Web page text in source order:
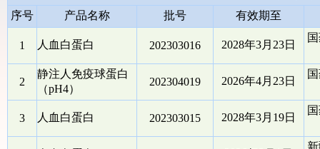
序号
产品名称 批号 有效期至
1 人血白蛋白 202303016 2028年3月23日
2
静注人免疫球蛋白
（pH4）
202304019 2026年4月23日
3 人血白蛋白 202303015 2028年3月19日